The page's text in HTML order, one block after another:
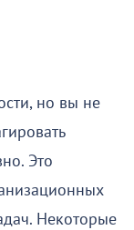
но вы не
Это
Некоторые